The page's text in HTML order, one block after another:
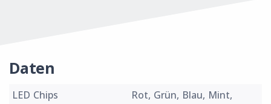
Daten
LED Chips
Rot, Grün, Blau, Mint,